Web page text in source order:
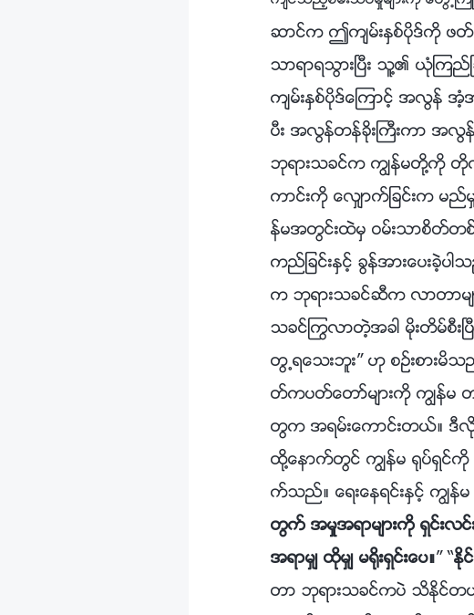
ဆာင္က ဤက်မ္းႏွစ္ပိုဒ္ကို ဖ
သာရာရသြားၿပီး သူ႔၏ ယုံၾက
က်မ္းႏွစ္ပိုဒ္ေၾကာင့္ အလြန္
ပီး အလြန္တန္ခိုးႀကီးကာ အ
ဘုရားသခင္က ကြၽန္မတို႔ကို
ကာင္းကို ေလွ်ာက္ျခင္းက မည္မွ်
န္မအတြင္းထဲမွ ဝမ္းသာစိတ္တစ္
ကည္ျခင္းႏွင့္ ခြန္အားေပးခဲ့
က ဘုရားသခင္ဆီက လာတာမ်ာ
သခင္ႂကြလာတဲ့အခါ မိုးတိမ္စီး
တြ႕ရေသးဘူး” ဟု စဥ္းစား
တ္ကပတ္ေတာ္မ်ားကို ကြၽန္မ
တြက အရမ္းေကာင္းတယ္။ ဒီလို
ထို႔ေနာက္တြင္ ကြၽန္မ ႐ုပ္
က္သည္။ ေရးေနရင္းႏွင့္ ကြ
တြက္ အမႈအရာမ်ားကို ရွင္းလ
အရာမွ် ထိုမွ် မ႐ိုးရွင္းေပ။” “ႏို
တာ ဘုရားသခင္ကပဲ သိႏိုင္တယ္